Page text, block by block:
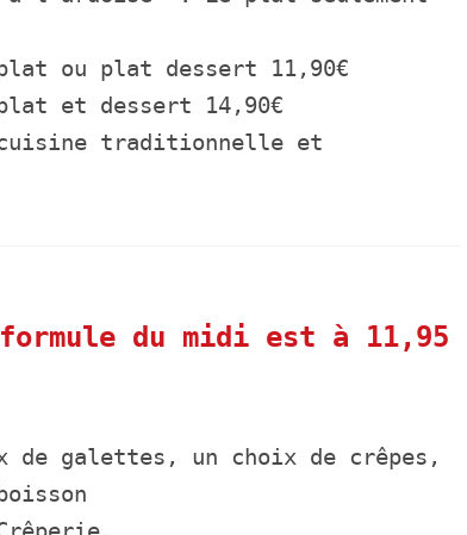
ou plat dessert 11,90€
et dessert 14,90€
traditionnelle et
du midi est à 11,95
de galettes, un choix de crêpes,